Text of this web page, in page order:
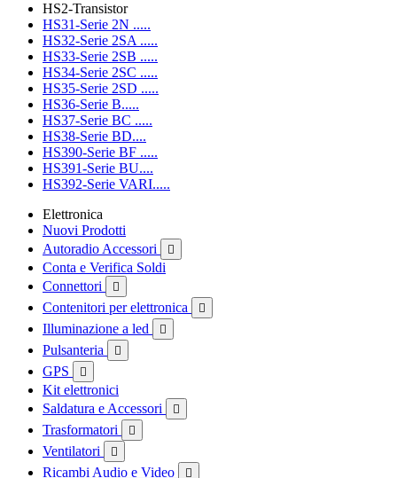
HS2-Transistor
HS31-Serie 2N .....
HS32-Serie 2SA .....
HS33-Serie 2SB .....
HS34-Serie 2SC .....
HS35-Serie 2SD .....
HS36-Serie B.....
HS37-Serie BC .....
HS38-Serie BD....
HS390-Serie BF .....
HS391-Serie BU....
HS392-Serie VARI.....
Elettronica
Nuovi Prodotti
Autoradio Accessori

Conta e Verifica Soldi
Connettori

Contenitori per elettronica 
Illuminazione a led 
Pulsanteria 
GPS 
Kit elettronici
Saldatura e Accessori

Trasformatori 
Ventilatori 
Ricambi Audio e Video 